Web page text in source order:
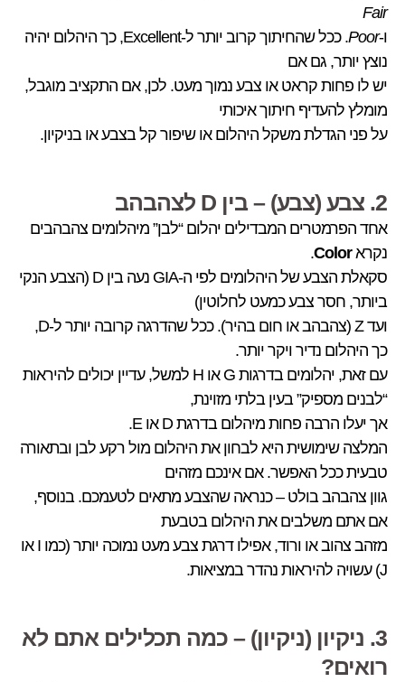
Fair
ו-Poor
. ככל שהחיתוך קרוב יותר ל-Excellent, כך היהלום יהיה
נוצץ יותר, גם אם
יש לו פחות קראט או צבע נמוך מעט. לכן, אם התקציב מוגבל,
מומלץ להעדיף חיתוך איכותי
על פני הגדלת משקל היהלום או שיפור קל בצבע או בניקיון.
2. צבע (צבע) – בין D לצהבהב
אחד הפרמטרים המבדילים יהלום “לבן” מיהלומים צהבהבים
נקראColor
.
סקאלת הצבע של היהלומים לפי ה-GIA נעה בין D (הצבע הנקי
ביותר, חסר צבע כמעט לחלוטין)
ועד Z (צהבהב או חום בהיר). ככל שהדרגה קרובה יותר ל-D,
כך היהלום נדיר ויקר יותר.
עם זאת, יהלומים בדרגות G או H למשל, עדיין יכולים להיראות
“לבנים מספיק” בעין בלתי מזוינת,
אך יעלו הרבה פחות מיהלום בדרגת D או E.
המלצה שימושית היא לבחון את היהלום מול רקע לבן ובתאורה
טבעית ככל האפשר. אם אינכם מזהים
גוון צהבהב בולט – כנראה שהצבע מתאים לטעמכם. בנוסף,
אם אתם משלבים את היהלום בטבעת
מזהב צהוב או ורוד, אפילו דרגת צבע מעט נמוכה יותר (כמו I או
J) עשויה להיראות נהדר במציאות.
3. ניקיון (ניקיון) – כמה תכלילים אתם לא
רואים?